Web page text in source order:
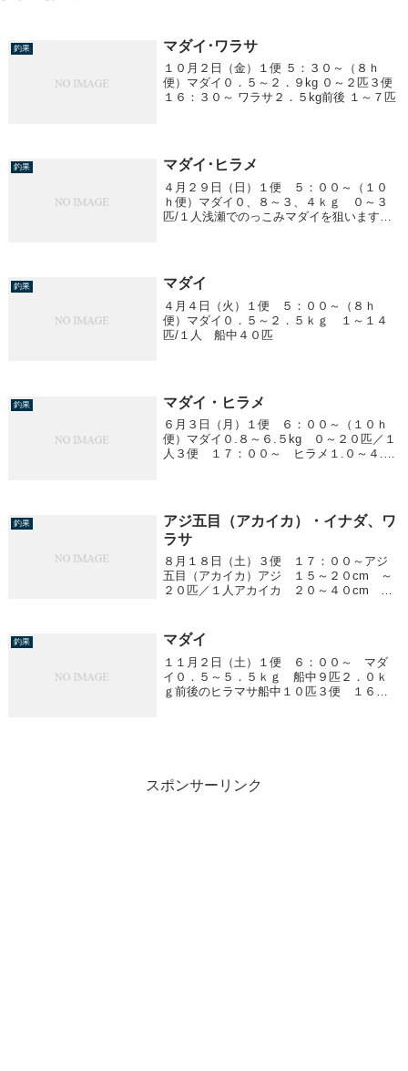
釣果 マダイ･ワラサ
１０月２日（金）１便 ５：３０～（８ｈ
便）マダイ０．５～２．９kg ０～２匹３便
１６：３０～ ワラサ２．５kg前後 １～７匹
釣果 マダイ･ヒラメ
４月２９日（日）１便 ５：００～（１０
ｈ便）マダイ０、８～３、４ｋｇ ０～３
匹/１人浅瀬でのっこみマダイを狙いますの
船中２匹
釣果 マダイ
４月４日（火）１便 ５：００～（８ｈ
便）マダイ０．５～２．５ｋｇ １～１４
匹/１人 船中４０匹
釣果 マダイ・ヒラメ
６月３日（月）１便 ６：００～（１０ｈ
便）マダイ０.８～６.５kg ０～２０匹／１
人３便 １７：００～ ヒラメ１.０～４.０
釣果
アジ五目（アカイカ）・イナダ、ワ
ラサ
８月１８日（土）３便 １７：００～アジ
五目（アカイカ）アジ １５～２０cm ～
２０匹／１人アカイカ ２０～４０cm １
釣果 マダイ
１１月２日（土）１便 ６：００～ マダ
イ０．５～５．５ｋｇ 船中９匹２．０ｋ
ｇ前後のヒラマサ船中１０匹３便 １６：
スポンサーリンク